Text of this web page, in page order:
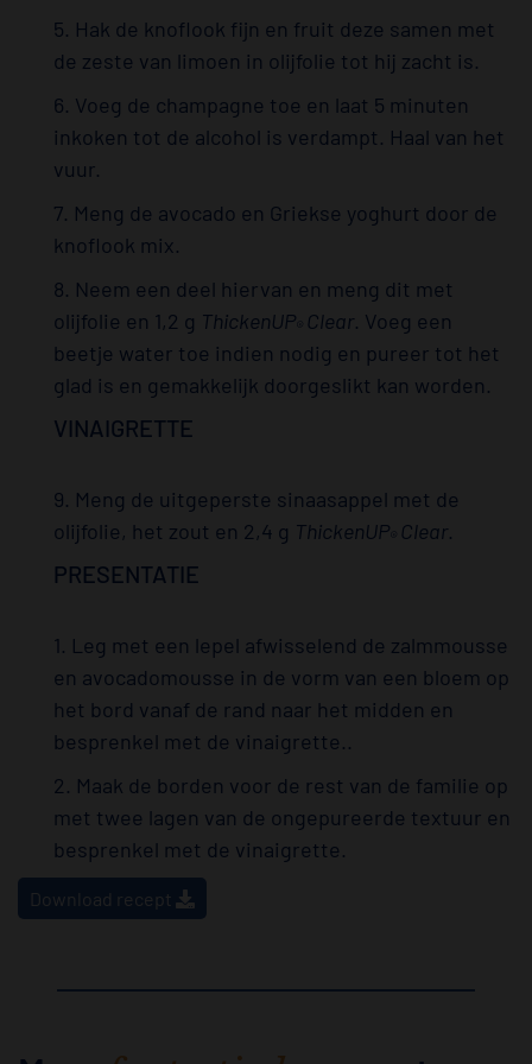
5. Hak de knoflook fijn en fruit deze samen met
de zeste van limoen in olijfolie tot hij zacht is.
6. Voeg de champagne toe en laat 5 minuten
inkoken tot de alcohol is verdampt. Haal van het
vuur.
7. Meng de avocado en Griekse yoghurt door de
knoflook mix.
8. Neem een deel hiervan en meng dit met
olijfolie en 1,2 g ThickenUP Clear. Voeg een
beetje water toe indien nodig en pureer tot het
glad is en gemakkelijk doorgeslikt kan worden.
VINAIGRETTE
9. Meng de uitgeperste sinaasappel met de
olijfolie, het zout en 2,4 g ThickenUP Clear.
PRESENTATIE
1. Leg met een lepel afwisselend de zalmmousse
en avocadomousse in de vorm van een bloem op
het bord vanaf de rand naar het midden en
besprenkel met de vinaigrette..
2. Maak de borden voor de rest van de familie op
met twee lagen van de ongepureerde textuur en
besprenkel met de vinaigrette.
Download recept